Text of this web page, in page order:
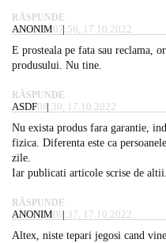
RĂSPUNDE
ANONIM07:56, 17.10.2022
E prosteala pe fata sau reclama,
produsului. Nu tine.
RĂSPUNDE
ASDF08:30, 17.10.2022
Nu exista produs fara garantie,
fizica. Diferenta este ca
zile.
Iar publicati articole scrise de altii.
RĂSPUNDE
ANONIM08:37, 17.10.2022
Altex, niste tepari jegosi cand